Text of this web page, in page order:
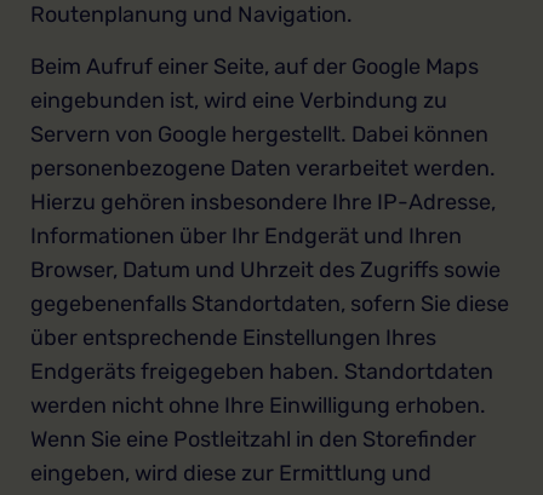
Routenplanung und Navigation.
Beim Aufruf einer Seite, auf der Google Maps
eingebunden ist, wird eine Verbindung zu
Servern von Google hergestellt. Dabei können
personenbezogene Daten verarbeitet werden.
Hierzu gehören insbesondere Ihre IP-Adresse,
Informationen über Ihr Endgerät und Ihren
Browser, Datum und Uhrzeit des Zugriffs sowie
gegebenenfalls Standortdaten, sofern Sie diese
über entsprechende Einstellungen Ihres
Endgeräts freigegeben haben. Standortdaten
werden nicht ohne Ihre Einwilligung erhoben.
Wenn Sie eine Postleitzahl in den Storefinder
eingeben, wird diese zur Ermittlung und